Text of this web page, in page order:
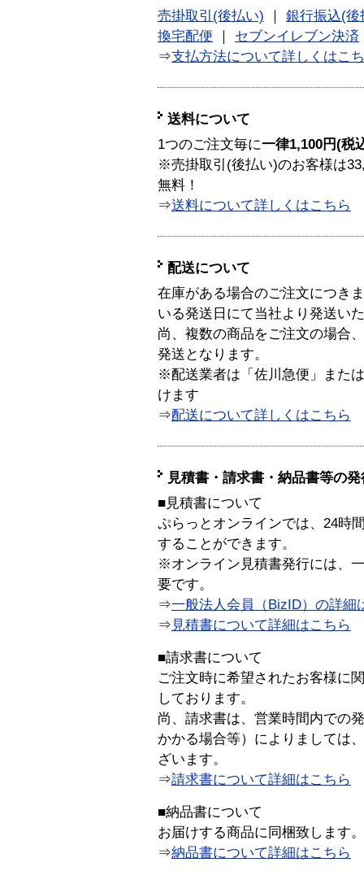
売掛取引(後払い)
銀行振込(後
換宅配便
セブンイレブン決済
⇒支払方法について詳しくはこ
送料について
1つのご注文毎に一律1,100円(税
※売掛取引(後払い)のお客様は
無料！
⇒送料について詳しくはこちら
配送について
在庫がある場合のご注文につき
いる発送日にて当社より発送い
尚、複数の商品をご注文の場合
発送となります。
※配送業者は「佐川急便」また
けます
⇒配送について詳しくはこちら
見積書・請求書・納品書等の
■見積書について
ぷらっとオンラインでは、24時
することができます。
※オンライン見積書発行には、
要です。
⇒一般法人会員（BizID）の詳細
⇒ 見積書について詳細はこちら
■請求書について
ご注文時に希望されたお客様に
しております。
尚、請求書は、営業時間内での
かかる場合等）によりましては
ざいます。
⇒請求書について詳細はこちら
■納品書について
お届けする商品に同梱致します。
⇒納品書について詳細はこちら